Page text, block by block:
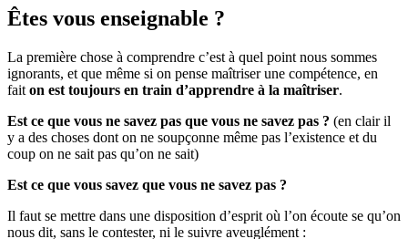
Êtes vous enseignable ?
La première chose à comprendre c’est à quel point nous sommes
ignorants, et que même si on pense maîtriser une compétence, en
fait on est toujours en train d’apprendre à la maîtriser.
Est ce que vous ne savez pas que vous ne savez pas ? (en clair il
y a des choses dont on ne soupçonne même pas l’existence et du
coup on ne sait pas qu’on ne sait)
Est ce que vous savez que vous ne savez pas ?
Il faut se mettre dans une disposition d’esprit où l’on écoute se qu’on
nous dit, sans le contester, ni le suivre aveuglément :